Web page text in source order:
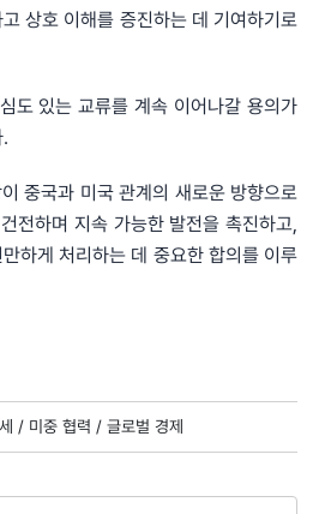
상호 이해를 증진하는 데 기여하기로
도 있는 교류를 계속 이어나갈 용의가
중국과 미국 관계의 새로운 방향으로
전하며 지속 가능한 발전을 촉진하고,
하게 처리하는 데 중요한 합의를 이루
/ 미중 협력 / 글로벌 경제